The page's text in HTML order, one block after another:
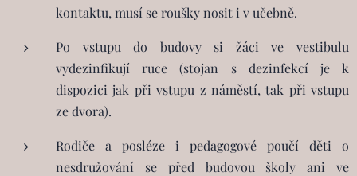
kontaktu, musí se roušky nosit i v učebně.
Po vstupu do budovy si žáci ve vestibulu
vydezinfikují ruce (stojan s dezinfekcí je k
dispozici jak při vstupu z náměstí, tak při vstupu
ze dvora).
Rodiče a posléze i pedagogové poučí děti o
nesdružování se před budovou školy ani ve